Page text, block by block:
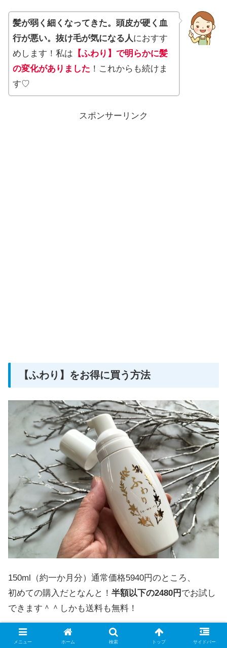
髪が弱く細くなってきた。頭皮が硬く血
行が悪い。抜け毛が気になる人におすす
めします！私は 【ふわり】で明らかに髪
の変化がありました ！これからも続けま
す♡
スポンサーリンク
【ふわり】をお得に買う方法
150ml（約一か月分）通常価格5940円のところ、
初めての購入だとなんと！ 半額以下の2480円 でお試し
できます＾＾しかも送料も無料！
育毛剤って1万円近くするものも結構多いですよね＾
メニュー ホーム 検索 トップ サイドバー